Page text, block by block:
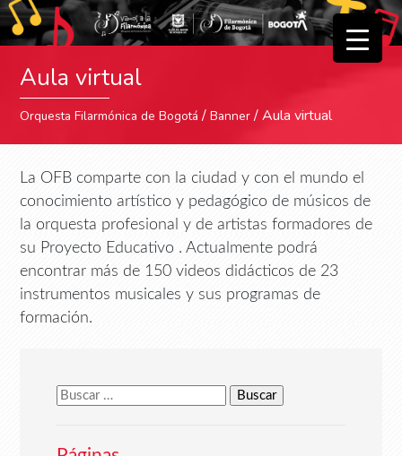
Aula virtual
Orquesta Filarmónica de Bogotá /Banner/ Aula virtual
La OFB comparte con la ciudad y con el mundo el
conocimiento artístico y pedagógico de músicos de
la orquesta profesional y de artistas formadores de
su Proyecto Educativo . Actualmente podrá
encontrar más de 150 videos didácticos de 23
instrumentos musicales y sus programas de
formación.
Buscar: